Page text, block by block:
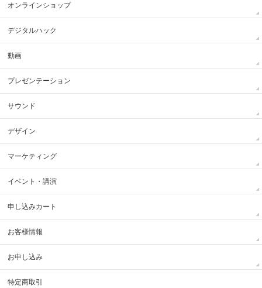
オンラインショップ
デジタルハック
動画
プレゼンテーション
サウンド
デザイン
マーケティング
イベント・講演
申し込みカート
お客様情報
お申し込み
特定商取引